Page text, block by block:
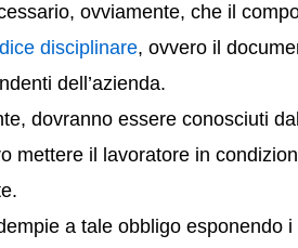
ovviamente, che il
disciplinare, ovvero il
dell’azienda.
dovranno essere conosciuti
mettere il lavoratore in
a tale obbligo esponendo